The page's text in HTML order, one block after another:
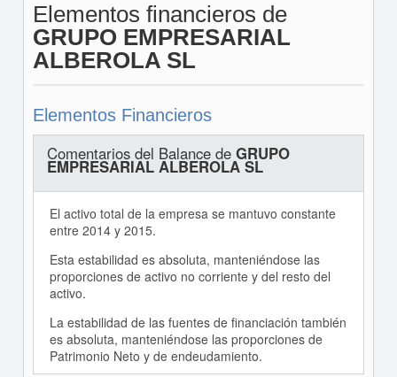
Elementos financieros de
GRUPO EMPRESARIAL
ALBEROLA SL
Elementos Financieros
Comentarios del Balance de GRUPO
EMPRESARIAL ALBEROLA SL
El activo total de la empresa se mantuvo constante
entre 2014 y 2015.
Esta estabilidad es absoluta, manteniéndose las
proporciones de activo no corriente y del resto del
activo.
La estabilidad de las fuentes de financiación también
es absoluta, manteniéndose las proporciones de
Patrimonio Neto y de endeudamiento.